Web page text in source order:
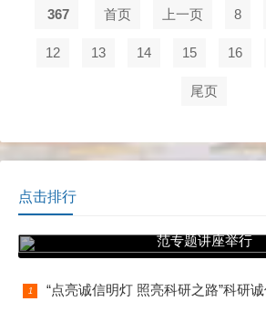
367 首页 上一页 8
12 13 14 15 16
尾页
点击排行
“点亮诚信明灯 照亮科研之路”科研
范专题讲座举行
“点亮诚信明灯 照亮科研之路”科研诚信与